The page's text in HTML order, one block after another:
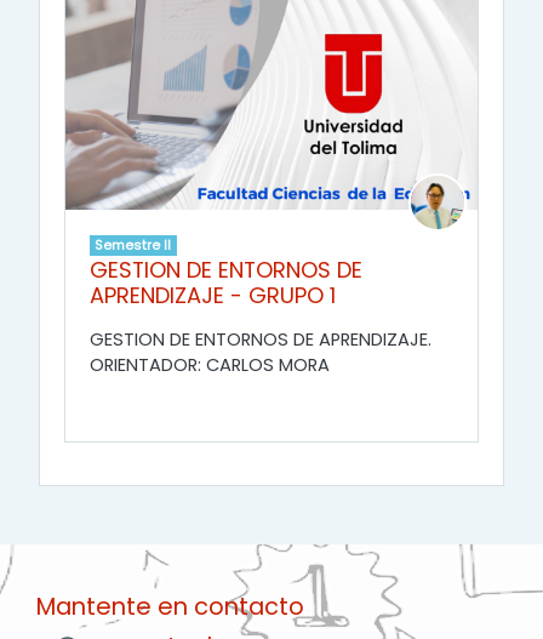
Semestre II
GESTION DE ENTORNOS DE
APRENDIZAJE - GRUPO 1
GESTION DE ENTORNOS DE APRENDIZAJE.
ORIENTADOR: CARLOS MORA
Mantente en contacto